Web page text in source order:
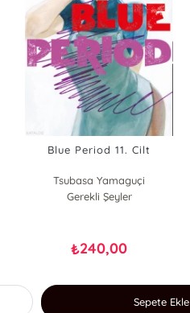
Blue Period 11. Cilt
Tsubasa Yamaguçi
Gerekli Şeyler
₺240,00
Sepete Ekle